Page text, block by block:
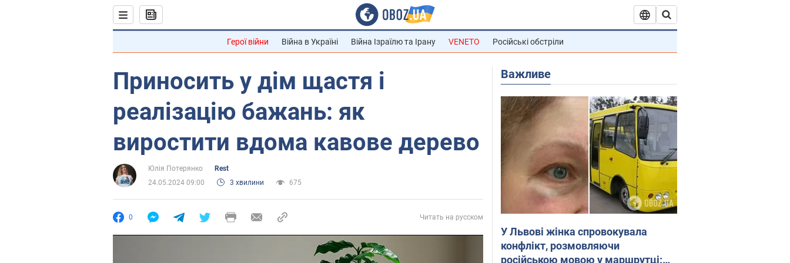
Герої війни Війна в Україні Війна Ізраїлю та Ірану VENETO Російські обстріли
Приносить у дім щастя і
реалізацію бажань: як
виростити вдома кавове дерево
Юлія Потерянко
Rest
24.05.2024 09:00
3 хвилини 675
0 Читать на русском
Важливе
У Львові жінка спровокувала
конфлікт, розмовляючи
російською мовою у маршрутці: